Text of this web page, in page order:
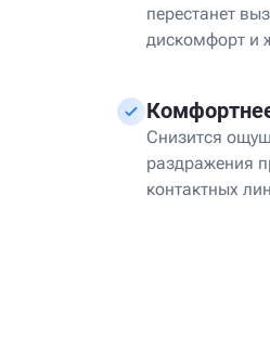
перестанет
дискомфорт и
Снизится
раздражения
контактных